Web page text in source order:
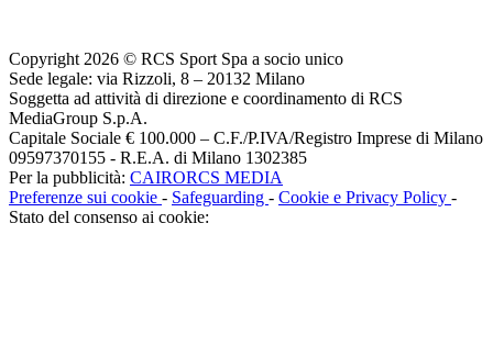
Copyright 2026 © RCS Sport Spa a socio unico
Sede legale: via Rizzoli, 8 – 20132 Milano
Soggetta ad attività di direzione e coordinamento di RCS
MediaGroup S.p.A.
Capitale Sociale € 100.000 – C.F./P.IVA/Registro Imprese di Milano
09597370155 - R.E.A. di Milano 1302385
Per la pubblicità: CAIRORCS MEDIA
Preferenze sui cookie - Safeguarding - Cookie e Privacy Policy -
Stato del consenso ai cookie: